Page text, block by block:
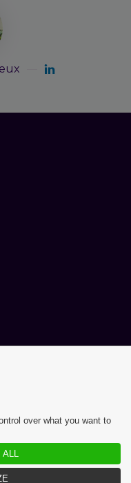
over what you want to
ALL